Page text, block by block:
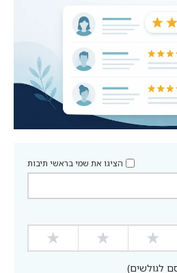
הציגו את שמי בראשי תיבות
★
★
★
לגולשים)